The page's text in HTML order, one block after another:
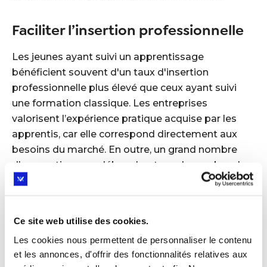
Ce site web utilise des cookies.
Les cookies nous permettent de personnaliser le contenu
et les annonces, d'offrir des fonctionnalités relatives aux
Faciliter l’insertion professionnelle
Les jeunes ayant suivi un apprentissage
bénéficient souvent d'un taux d'insertion
professionnelle plus élevé que ceux ayant suivi
une formation classique. Les entreprises
valorisent l’expérience pratique acquise par les
apprentis, car elle correspond directement aux
besoins du marché. En outre, un grand nombre
d'apprentissages débouchent sur des embauches
au sein même de l’entreprise qui a accueilli
Conclusion